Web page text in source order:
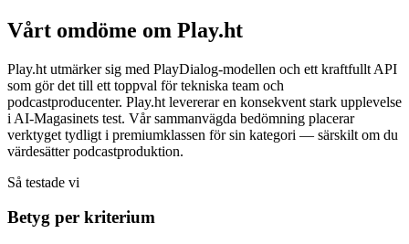
Vårt omdöme om Play.ht
Play.ht utmärker sig med PlayDialog-modellen och ett kraftfullt API
som gör det till ett toppval för tekniska team och
podcastproducenter. Play.ht levererar en konsekvent stark upplevelse
i AI-Magasinets test. Vår sammanvägda bedömning placerar
verktyget tydligt i premiumklassen för sin kategori — särskilt om du
värdesätterpodcastproduktion.
Så testade vi
Betyg per kriterium